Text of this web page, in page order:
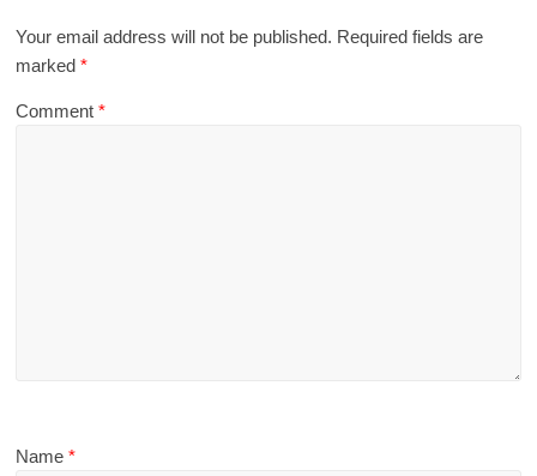
Your email address will not be published. Required fields are
marked*
Comment*
Name*